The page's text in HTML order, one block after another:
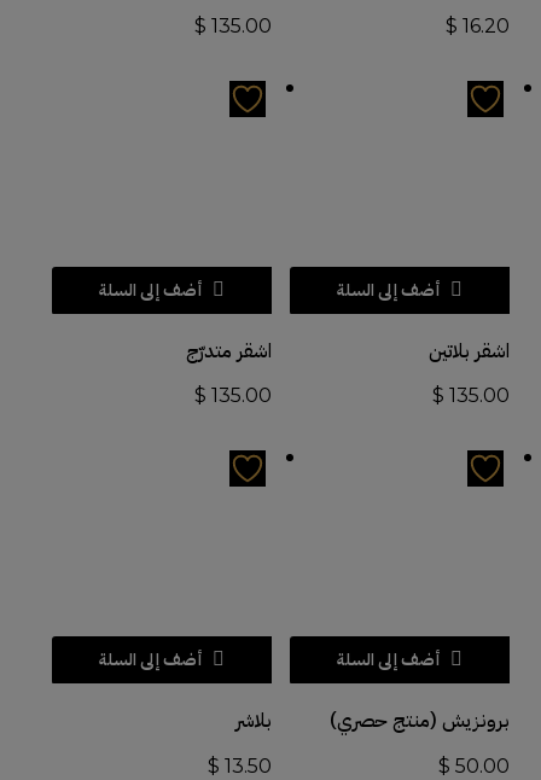
$ 16.20
$ 135.00
أضف إلى السلة
اشقر بلاتين
$ 135.00
أضف إلى السلة
اشقر متدرّج
$ 135.00
أضف إلى السلة
برونزيش (منتج حصري)
$ 50.00
أضف إلى السلة
بلاشر
$ 13.50